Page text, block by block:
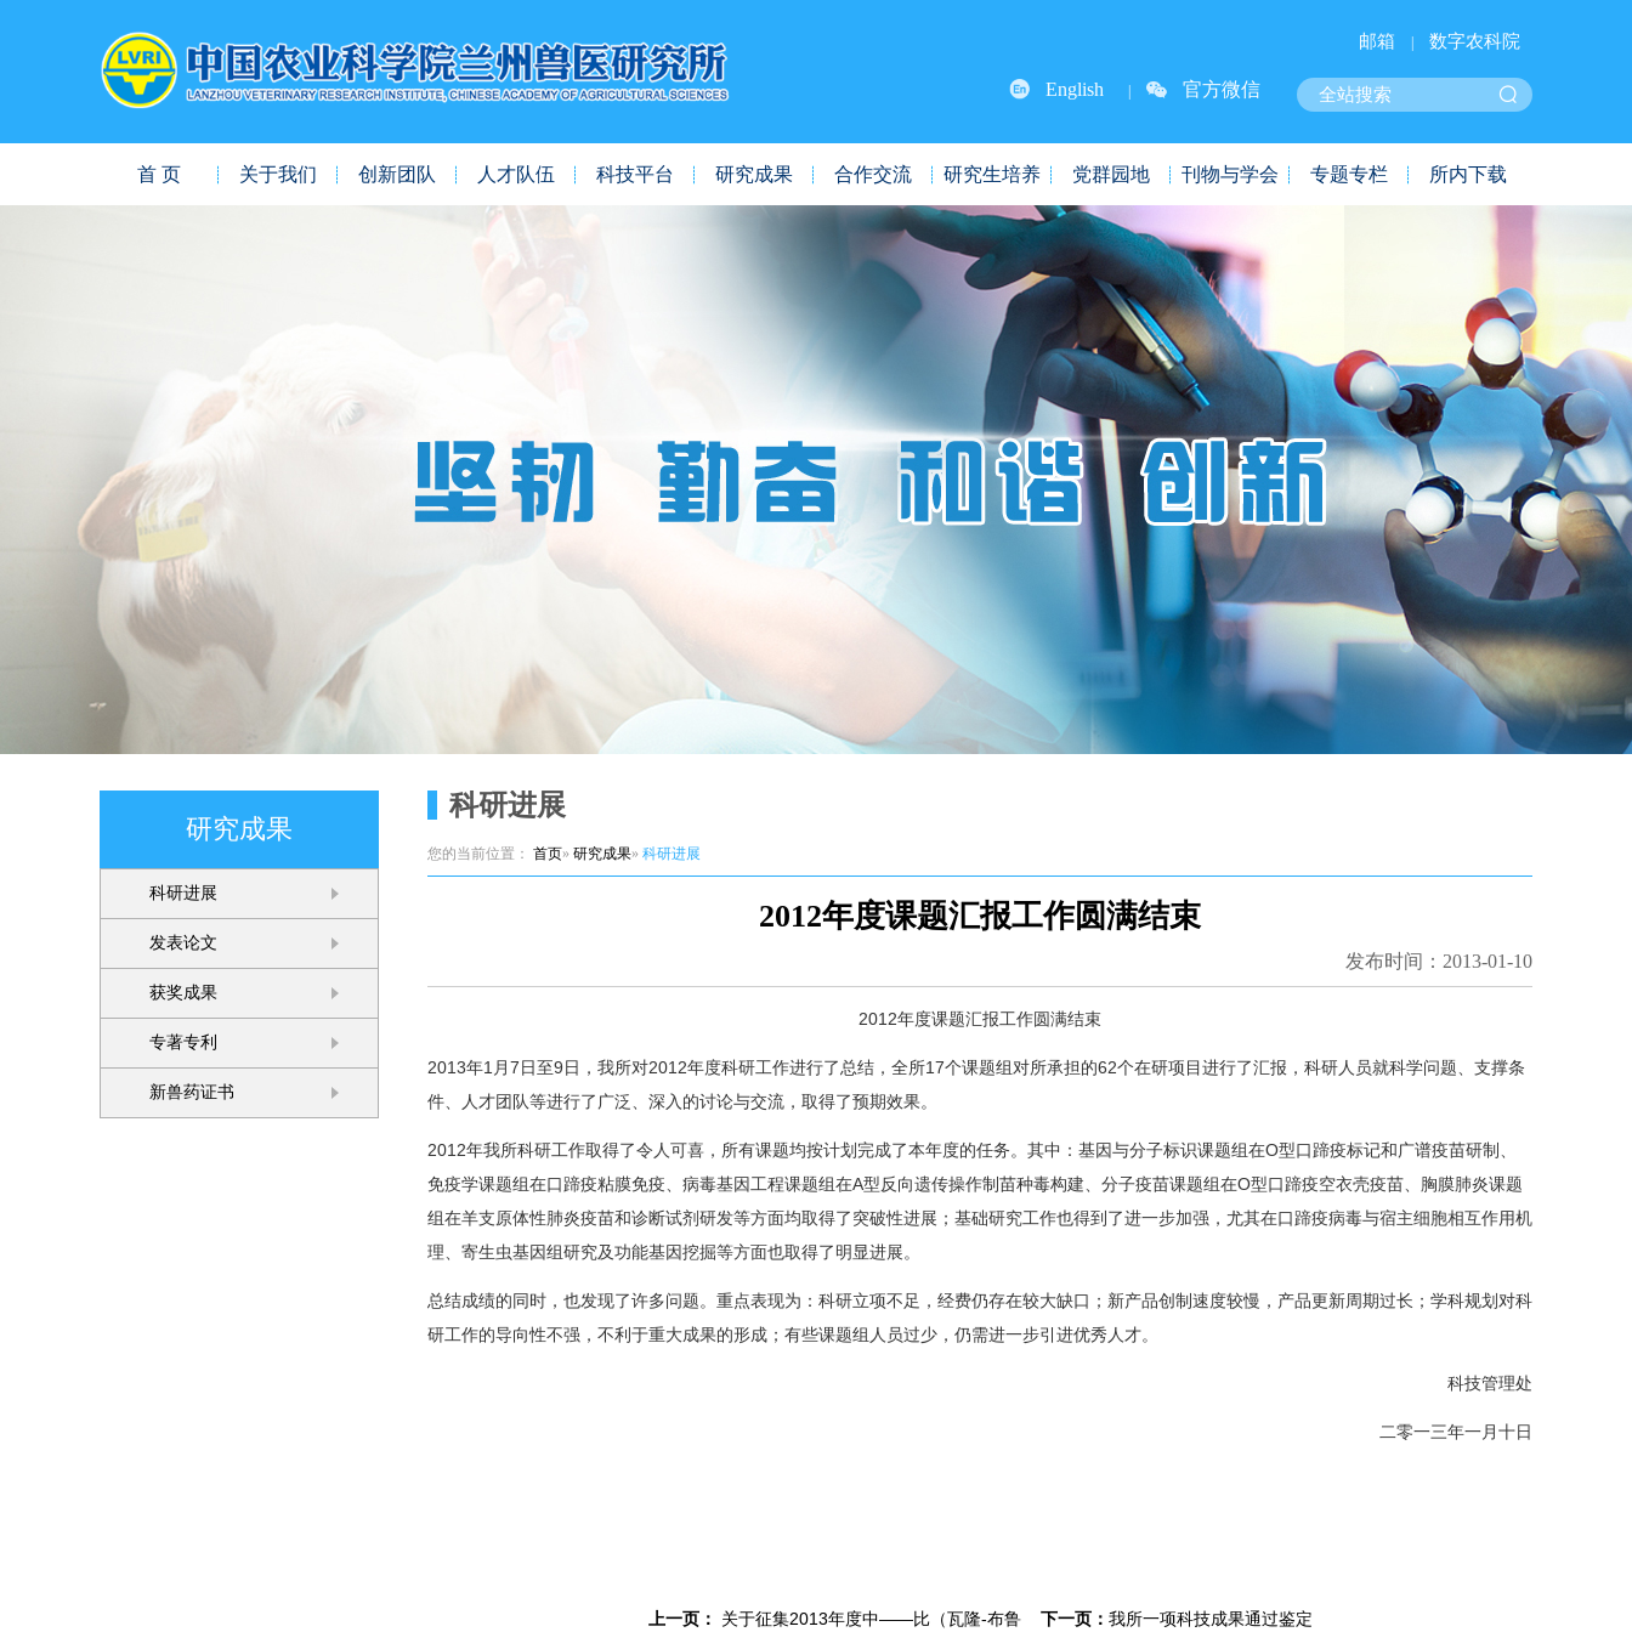
邮箱 数字农科院
English 官方微信
首 页 关于我们 创新团队 人才队伍 科技平台 研究成果 合作交流 研究生培养 党群园地 刊物与学会 专题专栏 所内下载
研究成果
科研进展
发表论文
获奖成果
专著专利
新兽药证书
科研进展
您的当前位置： 首页» 研究成果» 科研进展
2012年度课题汇报工作圆满结束
发布时间：2013-01-10
2012年度课题汇报工作圆满结束
2013年1月7日至9日，我所对2012年度科研工作进行了总结，全所17个课题组对所承担的62个在研项目进行了汇报，科研人员就科学问题、支撑条
件、人才团队等进行了广泛、深入的讨论与交流，取得了预期效果。
2012年我所科研工作取得了令人可喜，所有课题均按计划完成了本年度的任务。其中：基因与分子标识课题组在O型口蹄疫标记和广谱疫苗研制、
免疫学课题组在口蹄疫粘膜免疫、病毒基因工程课题组在A型反向遗传操作制苗种毒构建、分子疫苗课题组在O型口蹄疫空衣壳疫苗、胸膜肺炎课题
组在羊支原体性肺炎疫苗和诊断试剂研发等方面均取得了突破性进展；基础研究工作也得到了进一步加强，尤其在口蹄疫病毒与宿主细胞相互作用机
理、寄生虫基因组研究及功能基因挖掘等方面也取得了明显进展。
总结成绩的同时，也发现了许多问题。重点表现为：科研立项不足，经费仍存在较大缺口；新产品创制速度较慢，产品更新周期过长；学科规划对科
研工作的导向性不强，不利于重大成果的形成；有些课题组人员过少，仍需进一步引进优秀人才。
科技管理处
二零一三年一月十日
上一页： 关于征集2013年度中――比（瓦隆-布鲁 下一页： 我所一项科技成果通过鉴定